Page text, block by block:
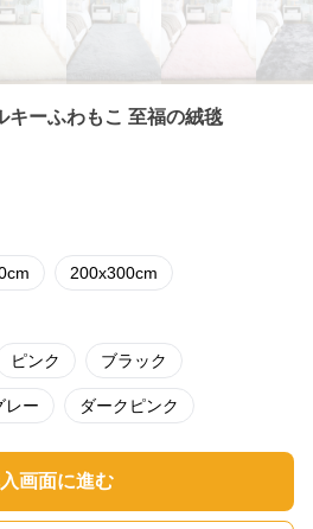
キーふわもこ 至福の絨毯
200x300cm
ピンク ブラック
レー ダークピンク
画面に進む